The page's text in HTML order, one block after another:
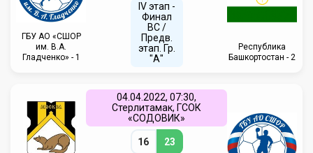
ГБУ АО «СШОР
им. В.А.
Гладченко» - 1
IV этап -
Финал
ВС /
Предв.
этап. Гр.
"А"
Республика
Башкортостан - 2
04.04.2022, 07:30,
Стерлитамак, ГСОК
«СОДОВИК»
16 23